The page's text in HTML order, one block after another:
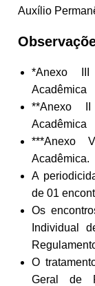
Auxílio
*Anexo
Acadêmica
**Anexo
Acadêmica
***Anexo
Acadêmica.
A
de 01
Os
Individual
O
Geral de